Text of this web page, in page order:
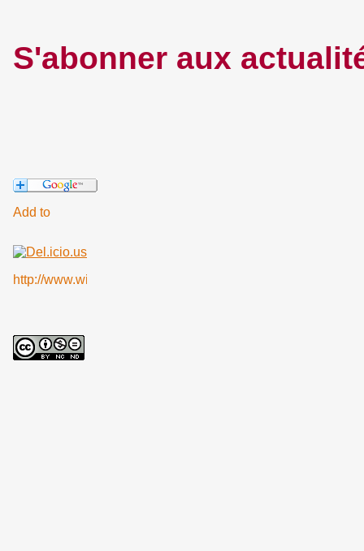
S'abonner aux